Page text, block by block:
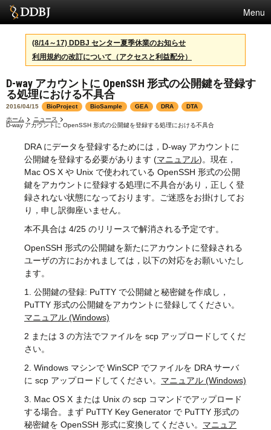
Menu
サービス
スパコン
統計
活動
センターについて
利用規約
問合せ
English
(8/14～17) DDBJ センター夏季休業のお知らせ
利用規約の改訂について（アクセスと利益配分）
D-way アカウントに OpenSSH 形式の公開鍵を登録す
る処理における不具合
2016/04/15 BioProject BioSample GEA DRA
DTA
ホーム
ニュース
D-way アカウントに OpenSSH 形式の公開鍵を登録する処理における不具合
DRA にデータを登録するためには，D-way アカウントに
公開鍵を登録する必要があります (マニュアル)。現在，
Mac OS X や Unix で使われている OpenSSH 形式の公開
鍵をアカウントに登録する処理に不具合があり，正しく登
録されない状態になっております。ご迷惑をお掛けしてお
り，申し訳御座いません。
本不具合は 4/25 のリリースで解消される予定です。
OpenSSH 形式の公開鍵を新たにアカウントに登録される
ユーザの方におかれましては，以下の対応をお願いいたし
ます。
1. 公開鍵の登録: PuTTY で公開鍵と秘密鍵を作成し，
PuTTY 形式の公開鍵をアカウントに登録してください。
マニュアル (Windows)
2 または 3 の方法でファイルを scp アップロードしてくだ
さい。
2. Windows マシンで WinSCP でファイルを DRA サーバ
に scp アップロードしてください。 マニュアル (Windows)
3. Mac OS X または Unix の scp コマンドでアップロード
する場合。まず PuTTY Key Generator で PuTTY 形式の
秘密鍵を OpenSSH 形式に変換してください。 マニュア